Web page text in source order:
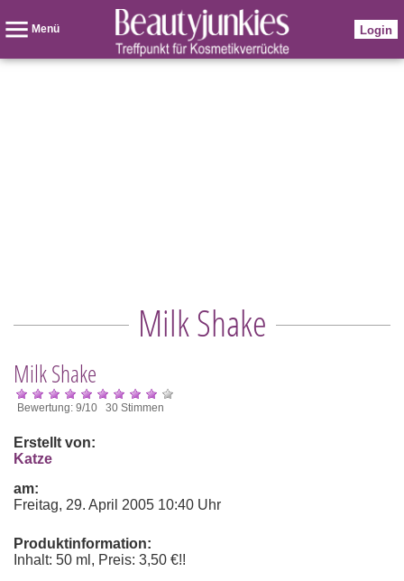
Menü Login
Milk Shake
Milk Shake
Bewertung: 9/10 30 Stimmen
Erstellt von:
Katze
am:
Freitag, 29. April 2005 10:40 Uhr
Produktinformation:
Inhalt: 50 ml, Preis: 3,50 €!!